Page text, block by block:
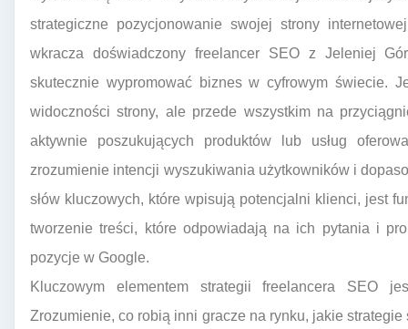
strategiczne pozycjonowanie swojej strony
wkracza doświadczony freelancer SEO z Jeleniej
skutecznie wypromować biznes w cyfrowym świecie.
widoczności strony, ale przede wszystkim na
aktywnie poszukujących produktów lub usług
zrozumienie intencji wyszukiwania użytkowników i
słów kluczowych, które wpisują potencjalni klienci, jest
tworzenie treści, które odpowiadają na ich pytania i
pozycje w Google.
Kluczowym elementem strategii freelancera SEO
Zrozumienie, co robią inni gracze na rynku, jakie